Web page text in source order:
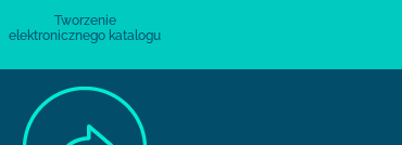
Tworzenie
elektronicznego katalogu